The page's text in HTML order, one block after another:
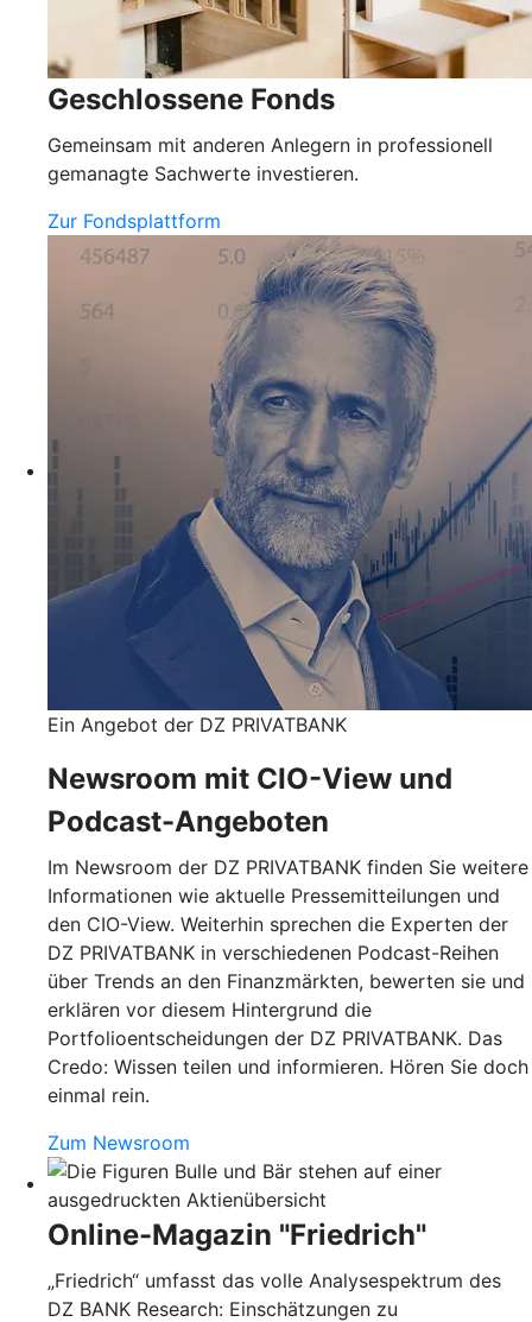
Geschlossene Fonds
Gemeinsam mit anderen Anlegern in professionell
gemanagte Sachwerte investieren.
Zur Fondsplattform
Ein Angebot der DZ PRIVATBANK
Newsroom mit CIO-View und
Podcast-Angeboten
Im Newsroom der DZ PRIVATBANK finden Sie weitere
Informationen wie aktuelle Pressemitteilungen und
den CIO-View. Weiterhin sprechen die Experten der
DZ PRIVATBANK in verschiedenen Podcast-Reihen
über Trends an den Finanzmärkten, bewerten sie und
erklären vor diesem Hintergrund die
Portfolioentscheidungen der DZ PRIVATBANK. Das
Credo: Wissen teilen und informieren. Hören Sie doch
einmal rein.
Zum Newsroom
Online-Magazin "Friedrich"
„Friedrich“ umfasst das volle Analysespektrum des
DZ BANK Research: Einschätzungen zu